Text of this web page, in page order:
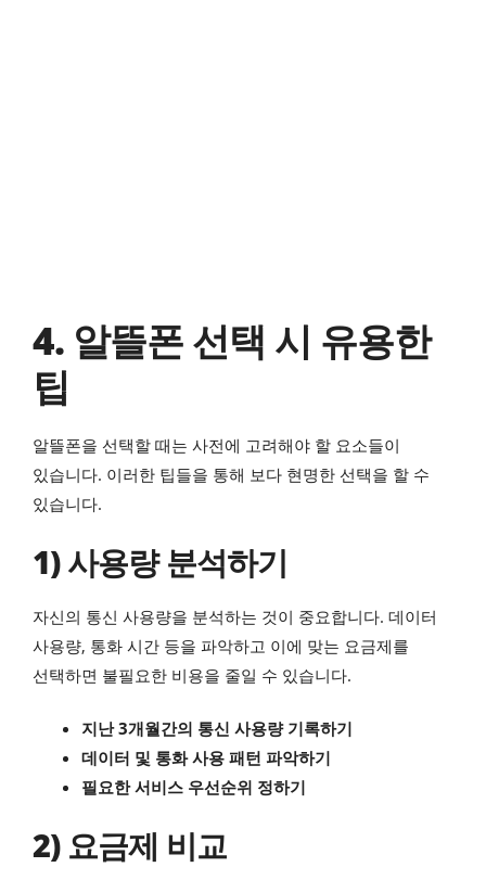
4. 알뜰폰 선택 시 유용한
팁
알뜰폰을 선택할 때는 사전에 고려해야 할 요소들이
있습니다. 이러한 팁들을 통해 보다 현명한 선택을 할 수
있습니다.
1) 사용량 분석하기
자신의 통신 사용량을 분석하는 것이 중요합니다. 데이터
사용량, 통화 시간 등을 파악하고 이에 맞는 요금제를
선택하면 불필요한 비용을 줄일 수 있습니다.
지난 3개월간의 통신 사용량 기록하기
데이터 및 통화 사용 패턴 파악하기
필요한 서비스 우선순위 정하기
2) 요금제 비교